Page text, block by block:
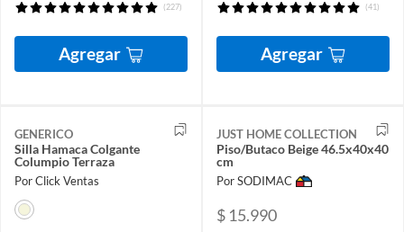
(227)
Agregar
(41)
Agregar
GENERICO
Silla Hamaca Colgante
Columpio Terraza
Por Click Ventas
JUST HOME COLLECTION
Piso/Butaco Beige 46.5x40x40
cm
Por SODIMAC
$ 15.990